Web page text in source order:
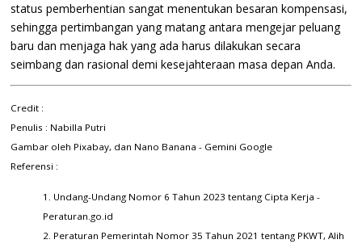
status pemberhentian sangat menentukan besaran kompensasi,
sehingga pertimbangan yang matang antara mengejar peluang
baru dan menjaga hak yang ada harus dilakukan secara
seimbang dan rasional demi kesejahteraan masa depan Anda.
Credit :
Penulis : Nabilla Putri
Gambar oleh Pixabay, dan Nano Banana - Gemini Google
Referensi :
1. Undang-Undang Nomor 6 Tahun 2023 tentang Cipta Kerja -
Peraturan.go.id
2. Peraturan Pemerintah Nomor 35 Tahun 2021 tentang PKWT, Alih